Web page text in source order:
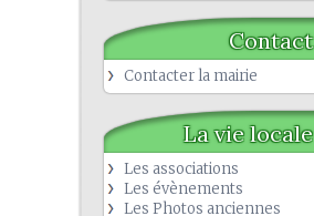
Contact
Contacter la mairie
La vie locale
Les associations
Les évènements
Les Photos anciennes